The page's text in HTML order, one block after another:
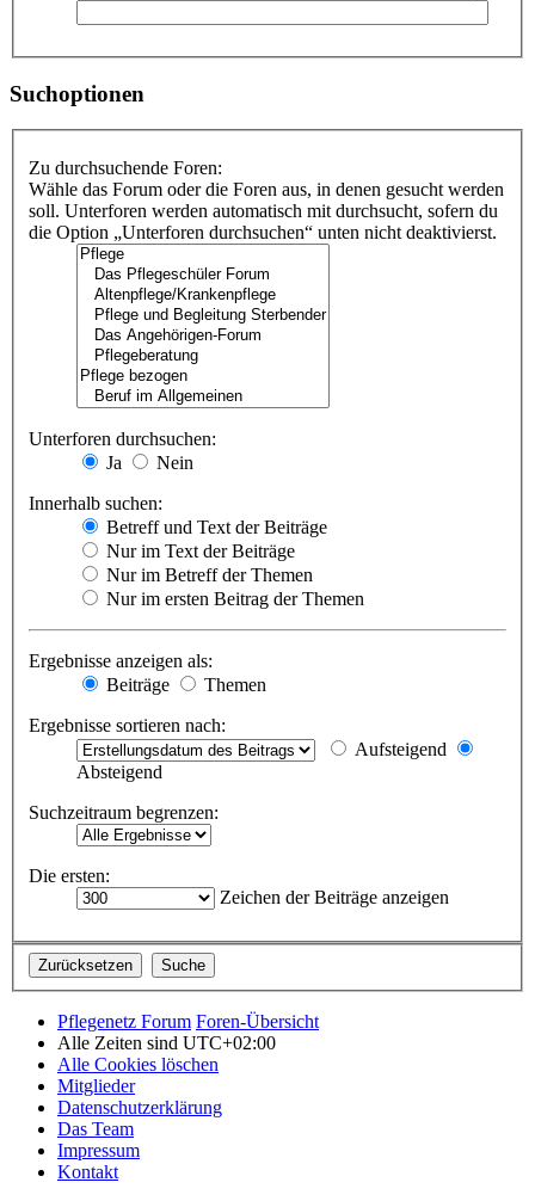
Suchoptionen
Zu durchsuchende Foren:
Wähle das Forum oder die Foren aus, in denen gesucht werden
soll. Unterforen werden automatisch mit durchsucht, sofern du
die Option „Unterforen durchsuchen“ unten nicht deaktivierst.
Unterforen durchsuchen:
Ja
Nein
Innerhalb suchen:
Betreff und Text der Beiträge
Nur im Text der Beiträge
Nur im Betreff der Themen
Nur im ersten Beitrag der Themen
Ergebnisse anzeigen als:
Beiträge
Themen
Ergebnisse sortieren nach:
Aufsteigend
Absteigend
Suchzeitraum begrenzen:
Die ersten:
Zeichen der Beiträge anzeigen
Pflegenetz Forum Foren-Übersicht
Alle Zeiten sind UTC+02:00
Alle Cookies löschen
Mitglieder
Datenschutzerklärung
Das Team
Impressum
Kontakt